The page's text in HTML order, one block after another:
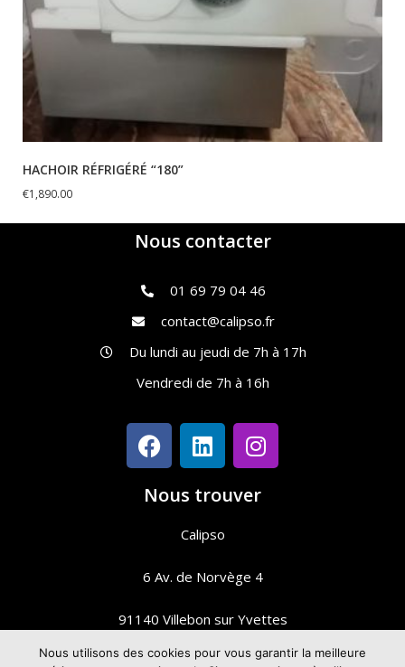
HACHOIR RÉFRIGÉRÉ “180”
€1,890.00
Nous contacter
01 69 79 04 46
contact@calipso.fr
Du lundi au jeudi de 7h à 17h
Vendredi de 7h à 16h
Nous trouver
Calipso
6 Av. de Norvège 4
91140 Villebon sur Yvettes
Nous utilisons des cookies pour vous garantir la meilleure